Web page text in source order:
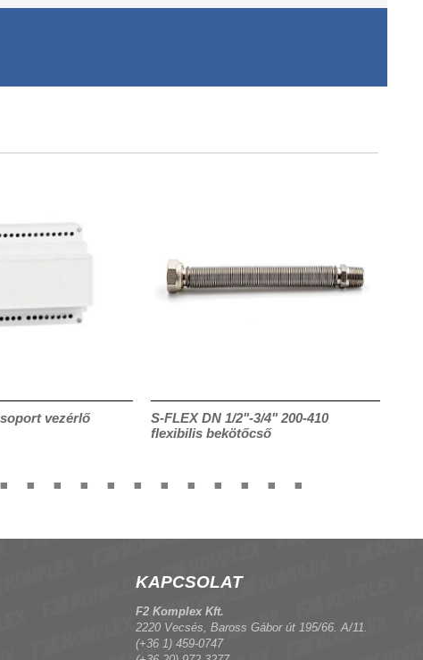
vezérlő
S-FLEX DN 1/2"-3/4" 200-410
flexibilis bekötőcső
KAPCSOLAT
F2 Komplex Kft.
2220 Vecsés, Baross Gábor út 195/66. A/11.
(+36 1) 459-0747